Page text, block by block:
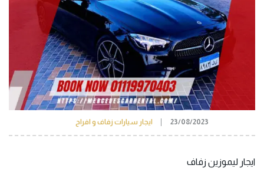
23/08/2023 ايجار سيارات زفاف و افراح
ايجار ليموزين زفاف